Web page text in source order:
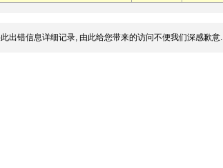
出错信息详细记录, 由此给您带来的访问不便我们深感歉意.